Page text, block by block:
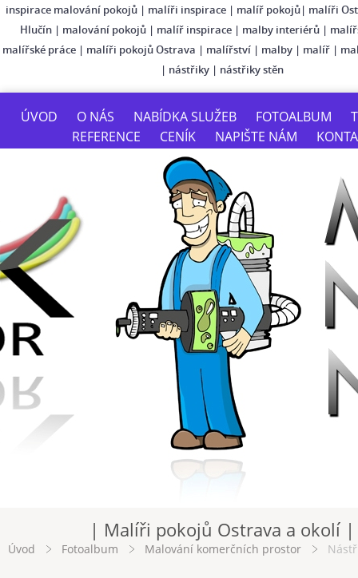
inspirace malování pokojů | malíři inspirace | malíř pokojů| malíři
Hlučín| malování pokojů| malíř inspirace| malby interiérů|
malířské práce | malíři pokojů Ostrava | malířství | malby | malíř |
| nástřiky | nástřiky stěn
ÚVOD O NÁS NABÍDKA SLUŽEB FOTOALBUM
REFERENCE
CENÍK NAPIŠTE NÁM
| Malíři pokojů Ostrava a okolí |
Úvod Fotoalbum Malování komerčních prostor